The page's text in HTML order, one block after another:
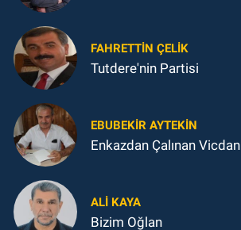
FAHRETTIN ÇELİK
Tutdere'nin Partisi
EBUBEKIR AYTEKIN
Enkazdan Çalınan Vicdan
ALI KAYA
Bizim Oğlan